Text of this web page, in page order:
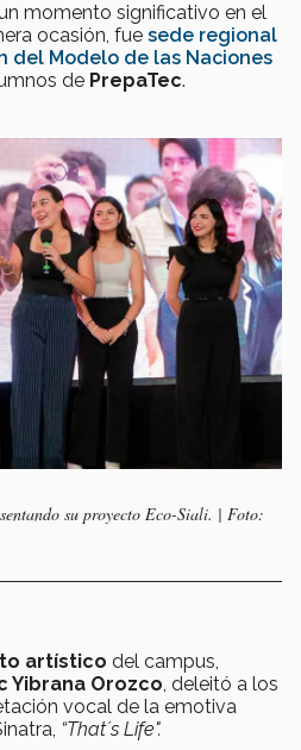
momento significativo en el
ocasión, fue sede regional
del Modelo de las Naciones
de PrepaTec.
su proyecto Eco-Siali. | Foto:
artístico del campus,
Yibrana Orozco , deleitó a los
vocal de la emotiva
“That´s Life".